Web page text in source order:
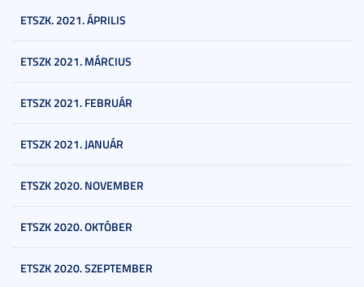
ETSZK. 2021. ÁPRILIS
ETSZK 2021. MÁRCIUS
ETSZK 2021. FEBRUÁR
ETSZK 2021. JANUÁR
ETSZK 2020. NOVEMBER
ETSZK 2020. OKTÓBER
ETSZK 2020. SZEPTEMBER